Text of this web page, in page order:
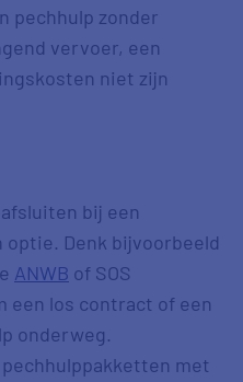
pechhulp zonder
vervoer, een
niet zijn
bij een
Denk bijvoorbeeld
ANWB of SOS
een los contract of een
onderweg.
met